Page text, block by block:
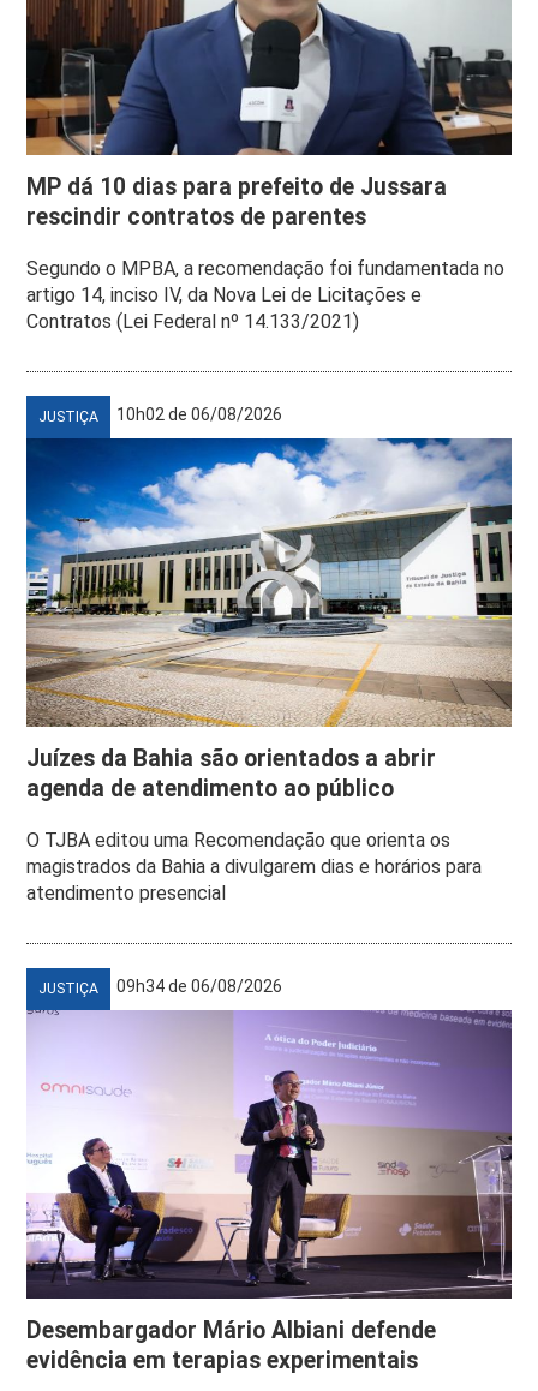
MP dá 10 dias para prefeito de Jussara
rescindir contratos de parentes
Segundo o MPBA, a recomendação foi fundamentada no
artigo 14, inciso IV, da Nova Lei de Licitações e
Contratos (Lei Federal nº 14.133/2021)
JUSTIÇA 10h02 de 06/08/2026
Juízes da Bahia são orientados a abrir
agenda de atendimento ao público
O TJBA editou uma Recomendação que orienta os
magistrados da Bahia a divulgarem dias e horários para
atendimento presencial
JUSTIÇA 09h34 de 06/08/2026
Desembargador Mário Albiani defende
evidência em terapias experimentais